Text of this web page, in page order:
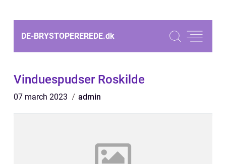
DE-BRYSTOPEREREDE.dk
Vinduespudser Roskilde
07 march 2023 admin